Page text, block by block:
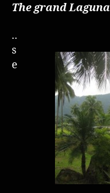
The grand Laguna
..
s
e